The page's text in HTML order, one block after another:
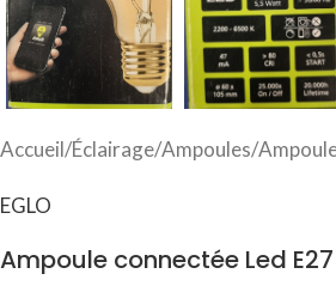
Accueil/Éclairage/Ampoules/
EGLO
Ampoule connectée Led